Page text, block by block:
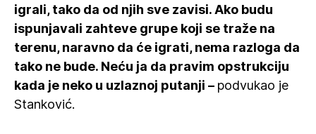
igrali, tako da od njih sve zavisi. Ako budu
ispunjavali zahteve grupe koji se traže na
terenu, naravno da će igrati, nema razloga da
tako ne bude. Neću ja da pravim opstrukciju
kada je neko u uzlaznoj putanji – podvukao je
Stanković.